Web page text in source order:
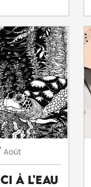
Août
à l'eau